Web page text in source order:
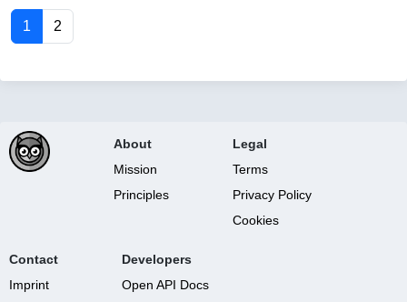
1 2
About
Mission
Principles
Legal
Terms
Privacy Policy
Cookies
Contact
Imprint
Developers
Open API Docs